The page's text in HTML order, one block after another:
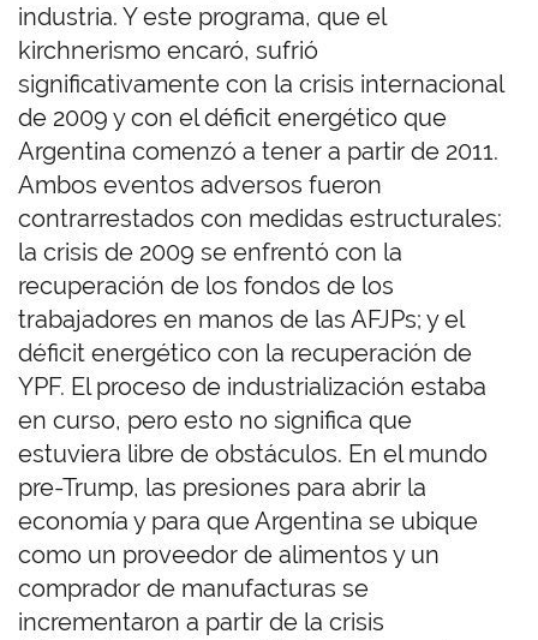
industria. Y este programa, que el
kirchnerismo encaró, sufrió
significativamente con la crisis internacional
de 2009 y con el déficit energético que
Argentina comenzó a tener a partir de 2011.
Ambos eventos adversos fueron
contrarrestados con medidas estructurales:
la crisis de 2009 se enfrentó con la
recuperación de los fondos de los
trabajadores en manos de las AFJPs; y el
déficit energético con la recuperación de
YPF. El proceso de industrialización estaba
en curso, pero esto no significa que
estuviera libre de obstáculos. En el mundo
pre-Trump, las presiones para abrir la
economía y para que Argentina se ubique
como un proveedor de alimentos y un
comprador de manufacturas se
incrementaron a partir de la crisis